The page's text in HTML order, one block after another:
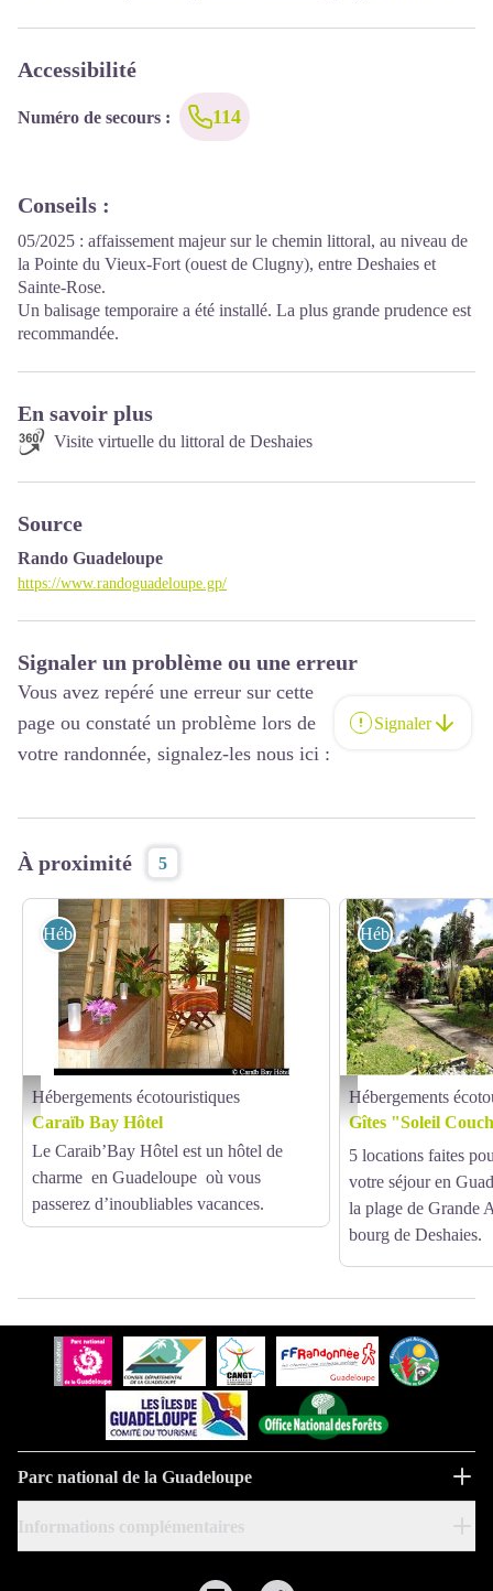
Accessibilité
Numéro de secours : 114
Conseils :
05/2025 : affaissement majeur sur le chemin littoral, au niveau de
la Pointe du Vieux-Fort (ouest de Clugny), entre Deshaies et
Sainte-Rose.
Un balisage temporaire a été installé. La plus grande prudence est
recommandée.
En savoir plus
Visite virtuelle du littoral de Deshaies
Source
Rando Guadeloupe
https://www.randoguadeloupe.gp/
Signaler un problème ou une erreur
Vous avez repéré une erreur sur cette
page ou constaté un problème lors de
votre randonnée, signalez-les nous ici :
Signaler
À proximité 5
Caraïb Bay Hôtel
Hébergements écotouristiques
Hébergements écotouristiques
Caraïb Bay Hôtel
Le Caraib’Bay Hôtel est un hôtel de
charme en Guadeloupe où vous
passerez d’inoubliables vacances.
Gîtes "Soleil couchant" -
Hébergements
Hébergements
Gîtes "Soleil
5 locations faites
votre séjour en
la plage de Grande
bourg de Deshaies.
Parc national de la Guadeloupe
Informations complémentaires